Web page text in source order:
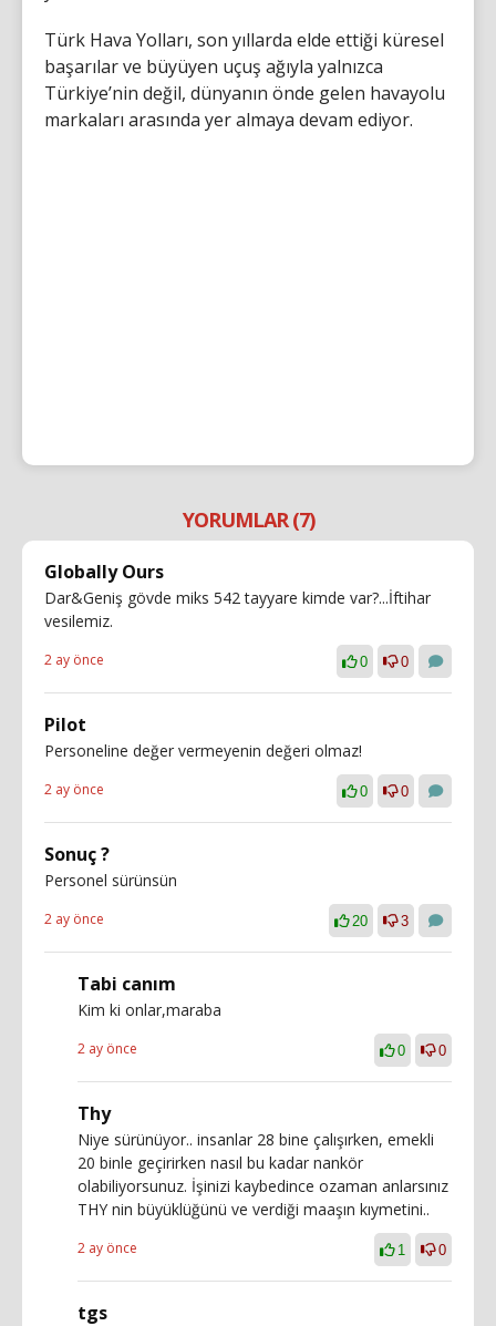
Türk Hava Yolları, son yıllarda elde ettiği küresel
başarılar ve büyüyen uçuş ağıyla yalnızca
Türkiye’nin değil, dünyanın önde gelen havayolu
markaları arasında yer almaya devam ediyor.
YORUMLAR (7)
Globally Ours
Dar&Geniş gövde miks 542 tayyare kimde var?...İftihar
vesilemiz.
2 ay önce 0 0
Pilot
Personeline değer vermeyenin değeri olmaz!
2 ay önce 0 0
Sonuç ?
Personel sürünsün
2 ay önce 20 3
Tabi canım
Kim ki onlar,maraba
2 ay önce 0 0
Thy
Niye sürünüyor.. insanlar 28 bine çalışırken, emekli
20 binle geçirirken nasıl bu kadar nankör
olabiliyorsunuz. İşinizi kaybedince ozaman anlarsınız
THY nin büyüklüğünü ve verdiği maaşın kıymetini..
2 ay önce 1 0
tgs